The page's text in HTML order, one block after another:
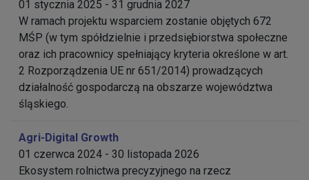
01 stycznia 2025 - 31 grudnia 2027
W ramach projektu wsparciem zostanie objętych 672
MŚP (w tym spółdzielnie i przedsiębiorstwa społeczne
oraz ich pracownicy spełniający kryteria określone w art.
2 Rozporządzenia UE nr 651/2014) prowadzących
działalność gospodarczą na obszarze województwa
śląskiego.
Agri-Digital Growth
01 czerwca 2024 - 30 listopada 2026
Ekosystem rolnictwa precyzyjnego na rzecz